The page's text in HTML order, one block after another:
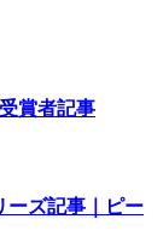
賞者記事
ーズ記事｜ピー